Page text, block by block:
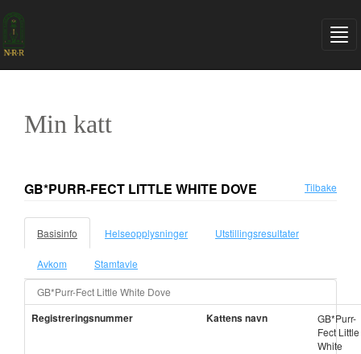
Min katt
GB*PURR-FECT LITTLE WHITE DOVE Tilbake
Basisinfo Helseopplysninger Utstillingsresultater
Avkom Stamtavle
GB*Purr-Fect Little White Dove
Registreringsnummer Kattens navn
GB*Purr-
Fect Little
White